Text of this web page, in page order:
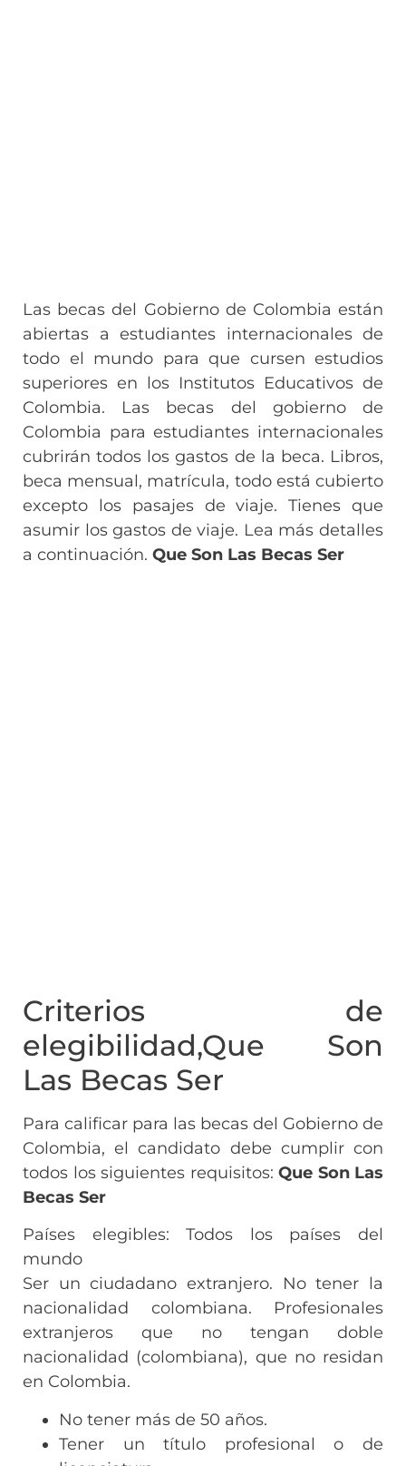
Las becas del Gobierno de Colombia están
abiertas a estudiantes internacionales de
todo el mundo para que cursen estudios
superiores en los Institutos Educativos de
Colombia. Las becas del gobierno de
Colombia para estudiantes internacionales
cubrirán todos los gastos de la beca. Libros,
beca mensual, matrícula, todo está cubierto
excepto los pasajes de viaje. Tienes que
asumir los gastos de viaje. Lea más detalles
a continuación. Que Son Las Becas Ser
Criterios de
elegibilidad,Que Son
Las Becas Ser
Para calificar para las becas del Gobierno de
Colombia, el candidato debe cumplir con
todos los siguientes requisitos: Que Son Las
Becas Ser
Países elegibles: Todos los países del
mundo
Ser un ciudadano extranjero. No tener la
nacionalidad colombiana. Profesionales
extranjeros que no tengan doble
nacionalidad (colombiana), que no residan
en Colombia.
No tener más de 50 años.
Tener un título profesional o de